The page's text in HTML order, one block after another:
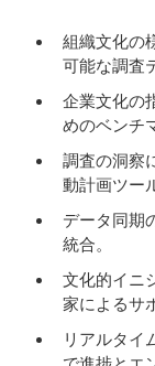
組織文化の
可能な調査
企業文化の
めのベンチ
調査の洞察
動計画ツー
データ同期
統合。
文化的イニ
家によるサ
リアルタイ